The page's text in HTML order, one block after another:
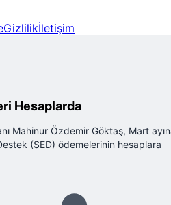
Gizlilikİletişim
Hesaplarda
Mahinur Özdemir Göktaş, Mart
(SED) ödemelerinin hesaplara